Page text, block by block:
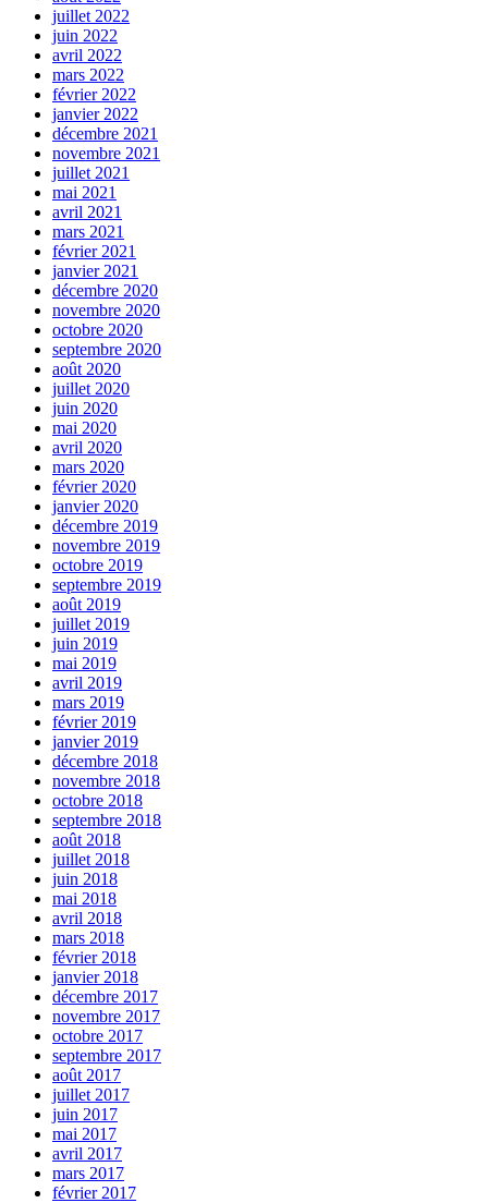
juillet 2022
juin 2022
avril 2022
mars 2022
février 2022
janvier 2022
décembre 2021
novembre 2021
juillet 2021
mai 2021
avril 2021
mars 2021
février 2021
janvier 2021
décembre 2020
novembre 2020
octobre 2020
septembre 2020
août 2020
juillet 2020
juin 2020
mai 2020
avril 2020
mars 2020
février 2020
janvier 2020
décembre 2019
novembre 2019
octobre 2019
septembre 2019
août 2019
juillet 2019
juin 2019
mai 2019
avril 2019
mars 2019
février 2019
janvier 2019
décembre 2018
novembre 2018
octobre 2018
septembre 2018
août 2018
juillet 2018
juin 2018
mai 2018
avril 2018
mars 2018
février 2018
janvier 2018
décembre 2017
novembre 2017
octobre 2017
septembre 2017
août 2017
juillet 2017
juin 2017
mai 2017
avril 2017
mars 2017
février 2017